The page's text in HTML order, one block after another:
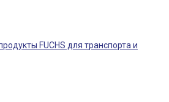
FUCHS для транспорта и